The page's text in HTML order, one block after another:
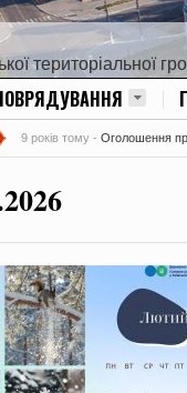
територіальної
9 років тому - Оголошення